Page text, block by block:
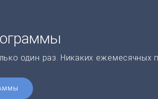
один раз. Никаких ежемесячных